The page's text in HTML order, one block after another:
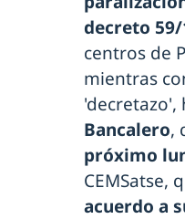
decreto 59/
centros de
mientras
'decretazo',
Bancalero,
próximo
CEMSatse,
acuerdo a